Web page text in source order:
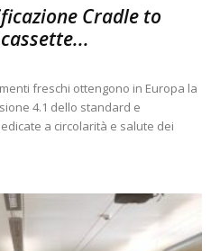
Cradle to
freschi ottengono in Europa la
4.1 dello standard e
a circolarità e salute dei